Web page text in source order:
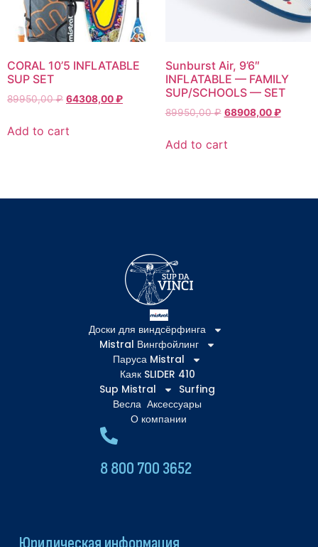
CORAL 10’5 INFLATABLE
SUP SET
89950,00₽ 64308,00₽
Add to cart
Sunburst Air, 9’6″
INFLATABLE — FAMILY
SUP/SCHOOLS — SET
89950,00₽ 68908,00₽
Add to cart
Доски для виндсёрфинга
Mistral Вингфойлинг
Паруса Mistral
Каяк SLIDER 410
Sup Mistral
Surfing
Весла Аксессуары
О компании
8 800 700 3652